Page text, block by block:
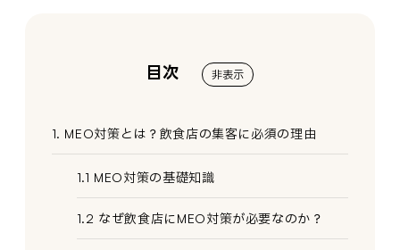
目次 非表示
1. MEO対策とは？飲食店の集客に必須の理由
1.1 MEO対策の基礎知識
1.2 なぜ飲食店にMEO対策が必要なのか？